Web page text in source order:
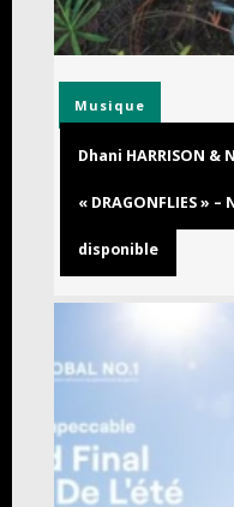
Musique
Dhani HARRISON
« DRAGONFLIES »
disponible